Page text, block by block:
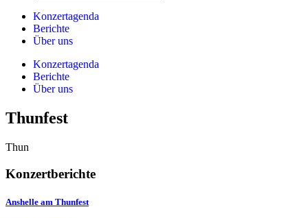
Konzertagenda
Berichte
Über uns
Konzertagenda
Berichte
Über uns
Thunfest
Thun
Konzertberichte
Anshelle am Thunfest